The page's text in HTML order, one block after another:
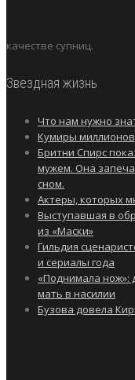
качестве супниц.
Звездная жизнь
Что нам нужно
Кумиры
Бритни Спирс
мужем. Она
сном.
Актеры, которых
Выступавшая в
из «Маски»
Гильдия
и сериалы года
«Поднимала
мать в насилии
Бузова довела